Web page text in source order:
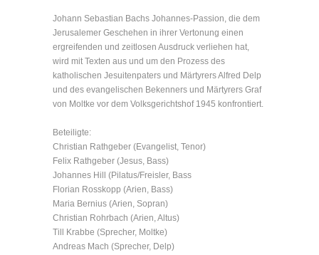
Johann Sebastian Bachs Johannes-Passion, die dem
Jerusalemer Geschehen in ihrer Vertonung einen
ergreifenden und zeitlosen Ausdruck verliehen hat,
wird mit Texten aus und um den Prozess des
katholischen Jesuitenpaters und Märtyrers Alfred Delp
und des evangelischen Bekenners und Märtyrers Graf
von Moltke vor dem Volksgerichtshof 1945 konfrontiert.
Beteiligte:
Christian Rathgeber (Evangelist, Tenor)
Felix Rathgeber (Jesus, Bass)
Johannes Hill (Pilatus/Freisler, Bass
Florian Rosskopp (Arien, Bass)
Maria Bernius (Arien, Sopran)
Christian Rohrbach (Arien, Altus)
Till Krabbe (Sprecher, Moltke)
Andreas Mach (Sprecher, Delp)